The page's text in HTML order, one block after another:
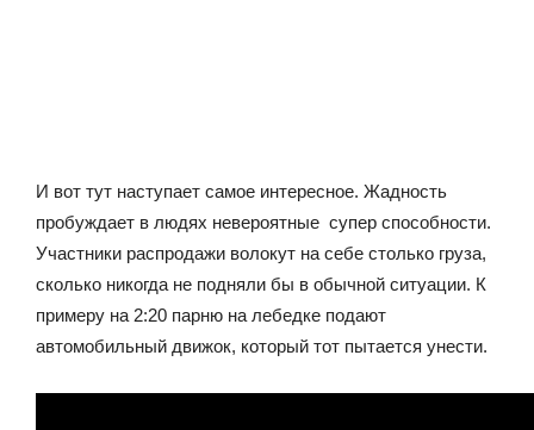
И вот тут наступает самое интересное. Жадность
пробуждает в людях невероятные супер способности.
Участники распродажи волокут на себе столько груза,
сколько никогда не подняли бы в обычной ситуации. К
примеру на 2:20 парню на лебедке подают
автомобильный движок, который тот пытается унести.